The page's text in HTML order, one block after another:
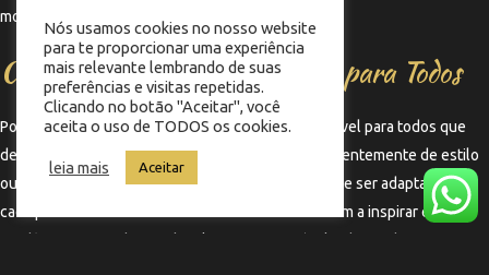
moda.
Cortes Mohawk: Uma Escolha para Todos
Por fim, os cortes Mohawk são uma escolha acessível para todos que
desejam experimentar um visual ousado. Independentemente de estilo
ou preferência, há uma versão do Mohawk que pode ser adaptada para
cada pessoa. Celebridades internacionais continuam a inspirar essa
Nós usamos cookies no nosso website
para te proporcionar uma experiência
mais relevante lembrando de suas
preferências e visitas repetidas.
Clicando no botão "Aceitar", você
aceita o uso de TODOS os cookies.
leia mais Aceitar